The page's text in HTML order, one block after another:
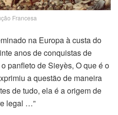
Francesa
na Europa à custa do
anos de conquistas de
panfleto de Sieyès, O que é o
a questão de maneira
de tudo, ela é a origem de
legal …”